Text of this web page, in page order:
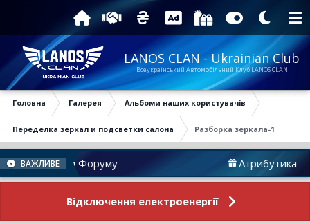
LANOS CLAN - Ukrainian Club
Всеукраїнський Автомобільний Клуб LANOS CLAN
Головна Галерея Альбоми наших користувачів
Переделка зеркал и подсветки салона Разборка зеркала-1
ВАЖЛИВЕ
Новини Форуму Атрибутика
Відключення електроенергії